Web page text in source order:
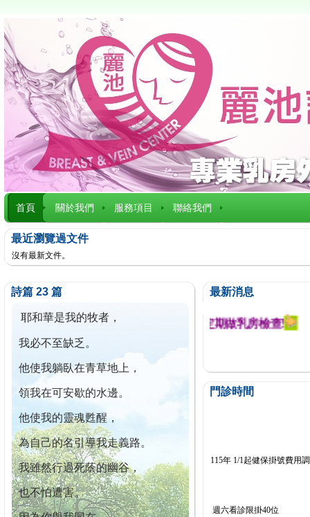
首頁 關於我們 服務項目 聯絡我們
最近瀏覽過文件
沒有最新文件。
詩篇 23 篇
耶和華是我的牧者，
我必不至缺乏。
他使我躺臥在青草地上，
領我在可安歇的水邊。
他使我的靈魂甦醒，
為自己的名引導我走義路。
我雖然行過死蔭的幽谷，
也不怕遭害。
最新消息
迄今已篩檢出1700位乳癌患者,提醒您定期做乳房檢查!
門診時間
115年 1/1起健保掛號費用
週六看診限掛40位